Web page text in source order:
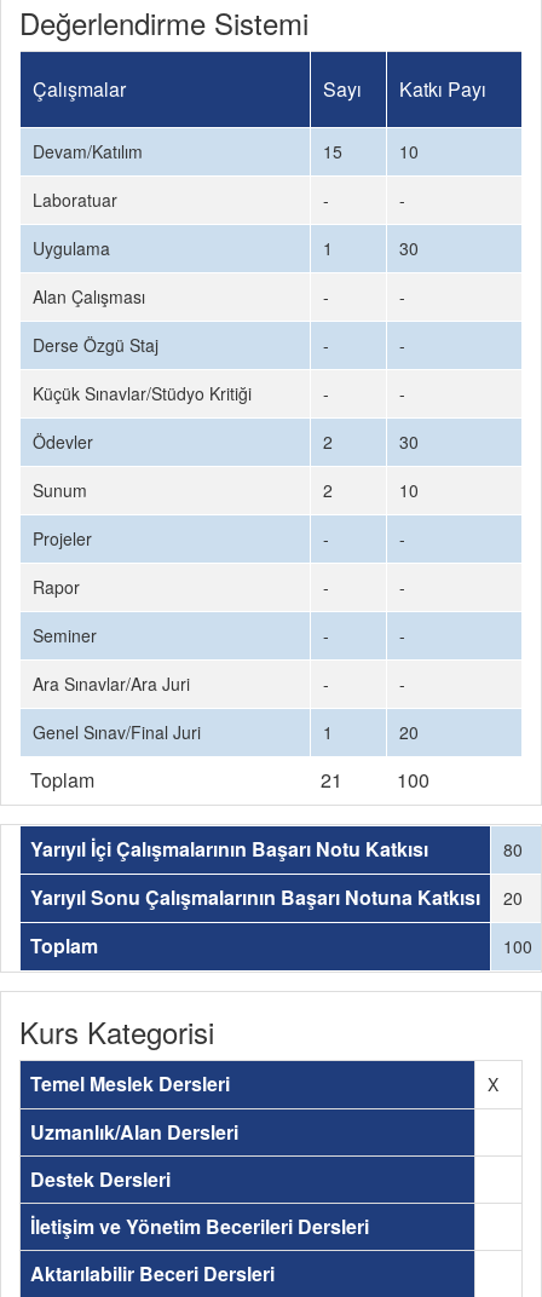
Değerlendirme Sistemi
Çalışmalar Sayı Katkı Payı
Devam/Katılım 15
10
Laboratuar
-
-
Uygulama
1
30
Alan Çalışması
-
-
Derse Özgü Staj
-
-
Küçük Sınavlar/Stüdyo Kritiği
-
-
Ödevler
2
30
Sunum
2
10
Projeler
-
-
Rapor
-
-
Seminer
-
-
Ara Sınavlar/Ara Juri
-
-
Genel Sınav/Final Juri
1 20
Toplam 21 100
Yarıyıl İçi Çalışmalarının Başarı Notu Katkısı 80
Yarıyıl Sonu Çalışmalarının Başarı Notuna Katkısı 20
Toplam 100
Kurs Kategorisi
Temel Meslek Dersleri X
Uzmanlık/Alan Dersleri
Destek Dersleri
İletişim ve Yönetim Becerileri Dersleri
Aktarılabilir Beceri Dersleri